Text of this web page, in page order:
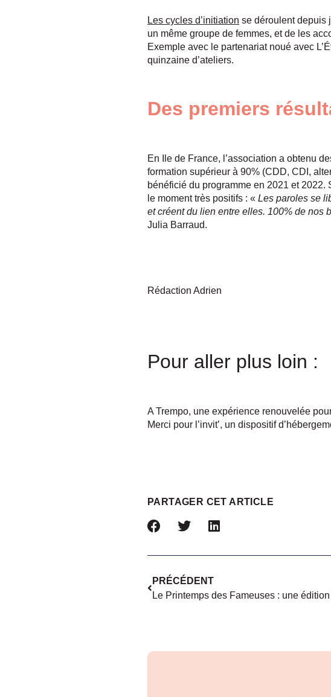
Les cycles d’initiation se déroulent depuis
un même groupe de femmes, et de les
Exemple avec le partenariat noué avec
quinzaine d’ateliers.
Des premiers
En Ile de France, l’association a obtenu
formation supérieur à 90% (CDD, CDI,
bénéficié du programme en 2021 et
le moment très positifs : « Les paroles se
et créent du lien entre elles. 100% de nos
Julia Barraud.
Rédaction Adrien
Pour aller plus loin :
A Trempo, une expérience renouvelée
Merci pour l’invit’, un dispositif
PARTAGER CET ARTICLE
PRÉCÉDENT
Le Printemps des Fameuses : une